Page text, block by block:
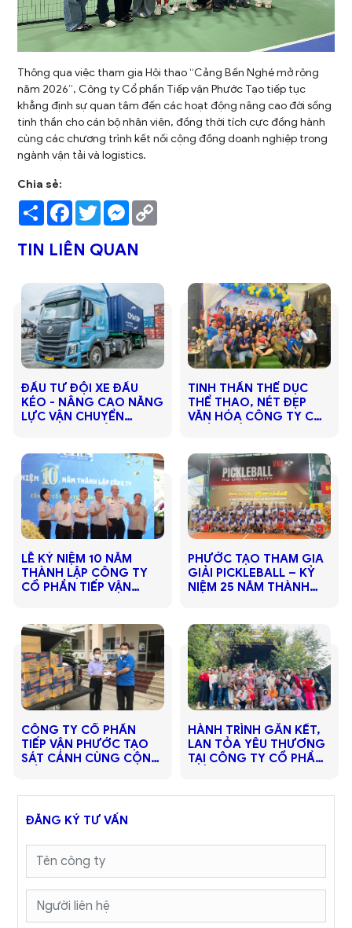
Thông qua việc tham gia Hội thao “Cảng Bến Nghé mở rộng
năm 2026”, Công ty Cổ phần Tiếp vận Phước Tạo tiếp tục
khẳng định sự quan tâm đến các hoạt động nâng cao đời sống
tinh thần cho cán bộ nhân viên, đồng thời tích cực đồng hành
cùng các chương trình kết nối cộng đồng doanh nghiệp trong
ngành vận tải và logistics.
Chia sẻ:
Share Facebook
TwitterMessenger
TIN LIÊN QUAN
ĐẦU TƯ ĐỘI XE ĐẦU
KÉO - NÂNG CAO NĂNG
LỰC VẬN CHUYỂN
TINH THẦN THỂ DỤC
THỂ THAO, NÉT ĐẸP
VĂN HÓA CÔNG TY CỔ
LỄ KỶ NIỆM 10 NĂM
THÀNH LẬP CÔNG TY
CỔ PHẦN TIẾP VẬN
PHƯỚC TẠO THAM GIA
GIẢI PICKLEBALL – KỶ
NIỆM 25 NĂM THÀNH
​​​​​​​CÔNG TY CỔ PHẦN
TIẾP VẬN PHƯỚC TẠO
SÁT CÁNH CÙNG CỘNG
HÀNH TRÌNH GẮN KẾT,
LAN TỎA YÊU THƯƠNG
TẠI CÔNG TY CỔ PHẦN
ĐĂNG KÝ TƯ VẤN